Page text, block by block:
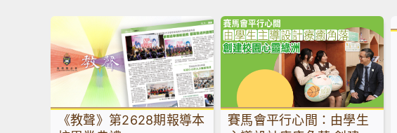
《教聲》第2628期報導本
賽馬會平行心間：由學生